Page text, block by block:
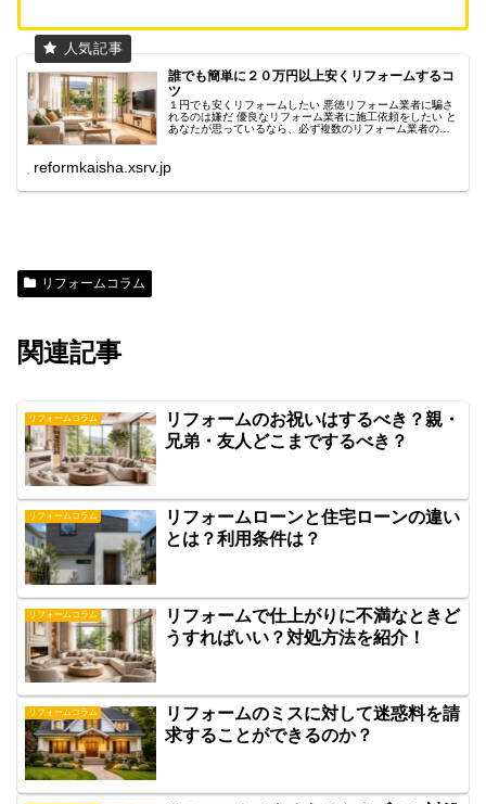
誰でも簡単に２０万円以上安くリフォームするコ
ツ
１円でも安くリフォームしたい 悪徳リフォーム業者に騙さ
れるのは嫌だ 優良なリフォーム業者に施工依頼をしたい と
あなたが思っているなら、必ず複数のリフォーム業者の見
reformkaisha.xsrv.jp
リフォームコラム
関連記事
リフォームコラム
リフォームのお祝いはするべき？親・
兄弟・友人どこまでするべき？
リフォームコラム
リフォームローンと住宅ローンの違い
とは？利用条件は？
リフォームコラム
リフォームで仕上がりに不満なときど
うすればいい？対処方法を紹介！
リフォームコラム
リフォームのミスに対して迷惑料を請
求することができるのか？